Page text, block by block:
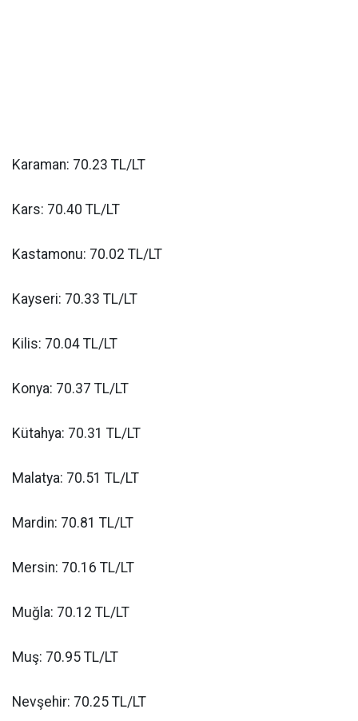
Karaman: 70.23 TL/LT
Kars: 70.40 TL/LT
Kastamonu: 70.02 TL/LT
Kayseri: 70.33 TL/LT
Kilis: 70.04 TL/LT
Konya: 70.37 TL/LT
Kütahya: 70.31 TL/LT
Malatya: 70.51 TL/LT
Mardin: 70.81 TL/LT
Mersin: 70.16 TL/LT
Muğla: 70.12 TL/LT
Muş: 70.95 TL/LT
Nevşehir: 70.25 TL/LT